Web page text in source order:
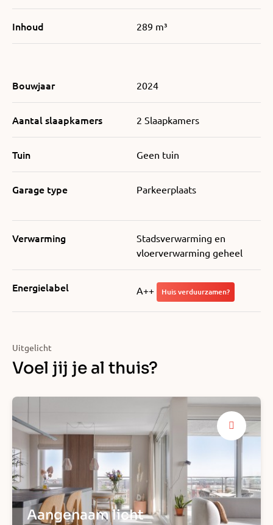
Inhoud 289 m³
Bouwjaar 2024
Aantal slaapkamers 2 Slaapkamers
Tuin Geen tuin
Garage type Parkeerplaats
Verwarming
Stadsverwarming en
vloerverwarming geheel
Energielabel A++ Huis verduurzamen?
Uitgelicht
Voel jij je al thuis?
Aangenaam licht